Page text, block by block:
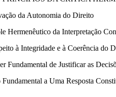
da Autonomia do Direito
Hermenêutico da Interpretação
à Integridade e à Coerência do
Fundamental de Justificar as
a Uma Resposta